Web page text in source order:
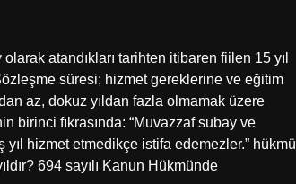
atandıkları tarihten itibaren fiilen 15 yıl
süresi; hizmet gereklerine ve eğitim
az, dokuz yıldan fazla olmamak üzere
birinci fıkrasında: “Muvazzaf subay ve
hizmet etmedikçe istifa edemezler.” hükmü
694 sayılı Kanun Hükmünde